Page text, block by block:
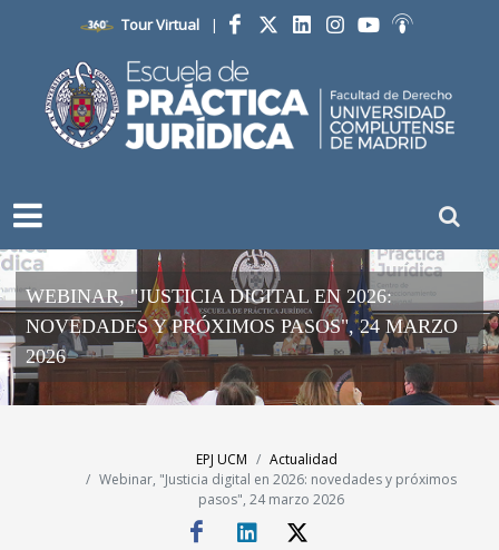
Tour Virtual |
Facebook
WEBINAR, "JUSTICIA DIGITAL EN 2026:
NOVEDADES Y PRÓXIMOS PASOS", 24 MARZO
2026
EPJ UCM
Actualidad
Webinar, "Justicia digital en 2026: novedades y próximos
pasos", 24 marzo 2026